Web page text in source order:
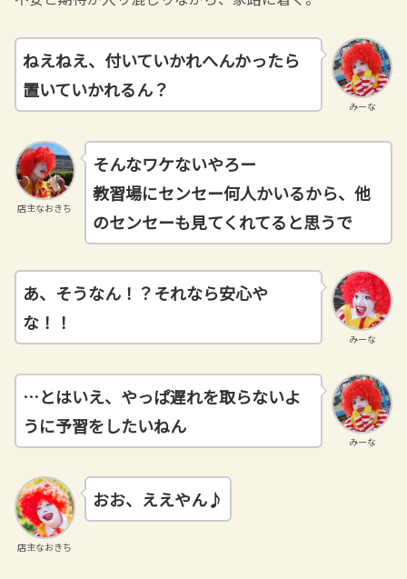
みーな
ねえねえ、付いていかれへんかったら
置いていかれるん？
店主なおきち
そんなワケないやろー
教習場にセンセー何人かいるから、他
のセンセーも見てくれてると思うで
みーな
あ、そうなん！？それなら安心や
な！！
みーな
…とはいえ、やっぱ遅れを取らないよ
うに予習をしたいねん
店主なおきち
おお、ええやん♪